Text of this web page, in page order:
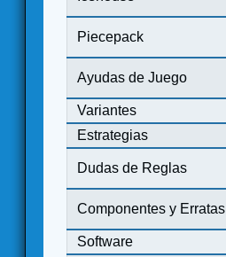
Piecepack
Ayudas de Juego
Variantes
Estrategias
Dudas de Reglas
Componentes y Erratas
Software